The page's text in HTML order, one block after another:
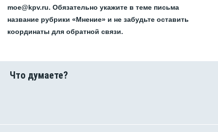
moe@kpv.ru. Обязательно укажите в теме письма
название рубрики «Мнение» и не забудьте оставить
координаты для обратной связи.